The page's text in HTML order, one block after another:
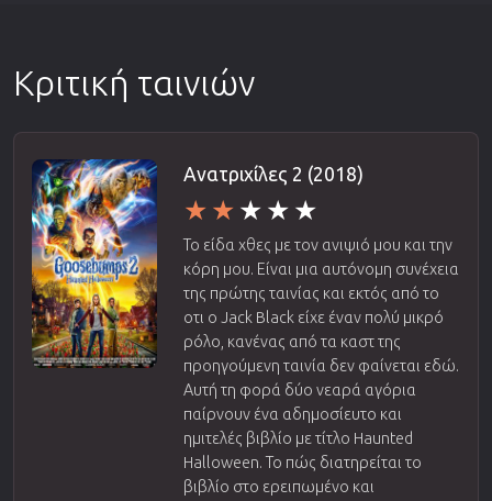
Κριτική ταινιών
Ανατριχίλες 2 (2018)
Το είδα χθες με τον ανιψιό μου και την
κόρη μου. Είναι μια αυτόνομη συνέχεια
της πρώτης ταινίας και εκτός από το
οτι ο Jack Black είχε έναν πολύ μικρό
ρόλο, κανένας από τα καστ της
προηγούμενη ταινία δεν φαίνεται εδώ.
Αυτή τη φορά δύο νεαρά αγόρια
παίρνουν ένα αδημοσίευτο και
ημιτελές βιβλίο με τίτλο Haunted
Halloween. Το πώς διατηρείται το
βιβλίο στο ερειπωμένο και